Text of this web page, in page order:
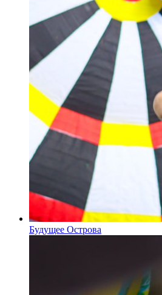
Будущее Острова